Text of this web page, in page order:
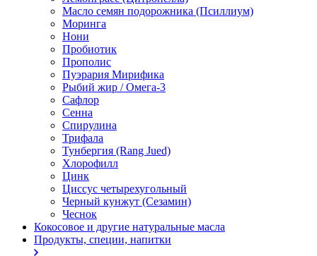
Масло семян подорожника (Псиллиум)
Моринга
Нони
Пробиотик
Прополис
Пуэрария Мирифика
Рыбий жир / Омега-3
Сафлор
Сенна
Спирулина
Трифала
Тунбергия (Rang Jued)
Хлорофилл
Цинк
Циссус четырехугольный
Черный кунжут (Сезамин)
Чеснок
Кокосовое и другие натуральные масла
Продукты, специи, напитки